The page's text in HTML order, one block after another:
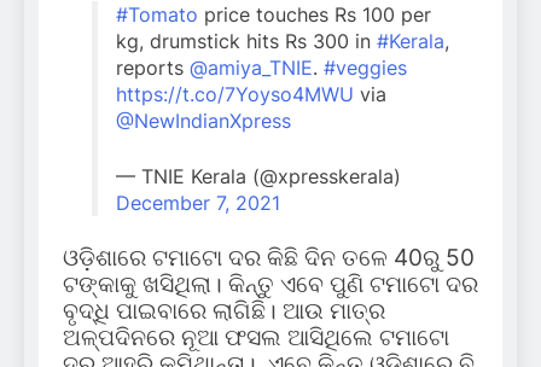
#Tomato price touches Rs 100 per
kg, drumstick hits Rs 300 in #Kerala,
reports @amiya_TNIE. #veggies
https://t.co/7Yoyso4MWU via
@NewIndianXpress
— TNIE Kerala (@xpresskerala)
December 7, 2021
ଓଡ଼ିଶାରେ ଟମାଟୋ ଦର କିଛି ଦିନ ତଳେ 40ରୁ 50
ଟଙ୍କାକୁ ଖସିଥିଲା। କିନ୍ତୁ ଏବେ ପୁଣି ଟମାଟୋ ଦର
ବୃଦ୍ଧି ପାଇବାରେ ଲାଗିଛି। ଆଉ ମାତ୍ର
ଅଳ୍ପଦିନରେ ନୂଆ ଫସଲ ଆସିଥିଲେ ଟମାଟୋ